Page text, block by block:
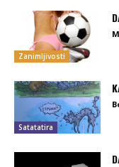
Zanimljivosti
Satatatira